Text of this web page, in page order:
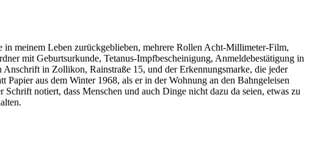
Leben zurückgeblieben, mehrere Rollen Acht-Millimeter-Film,
mit Geburtsurkunde, Tetanus-Impfbescheinigung, Anmeldebestätigung in
Anschrift in Zollikon, Rainstraße 15, und der Erkennungsmarke, die jeder
aus dem Winter 1968, als er in der Wohnung an den Bahngeleisen
notiert, dass Menschen und auch Dinge nicht dazu da seien, etwas zu